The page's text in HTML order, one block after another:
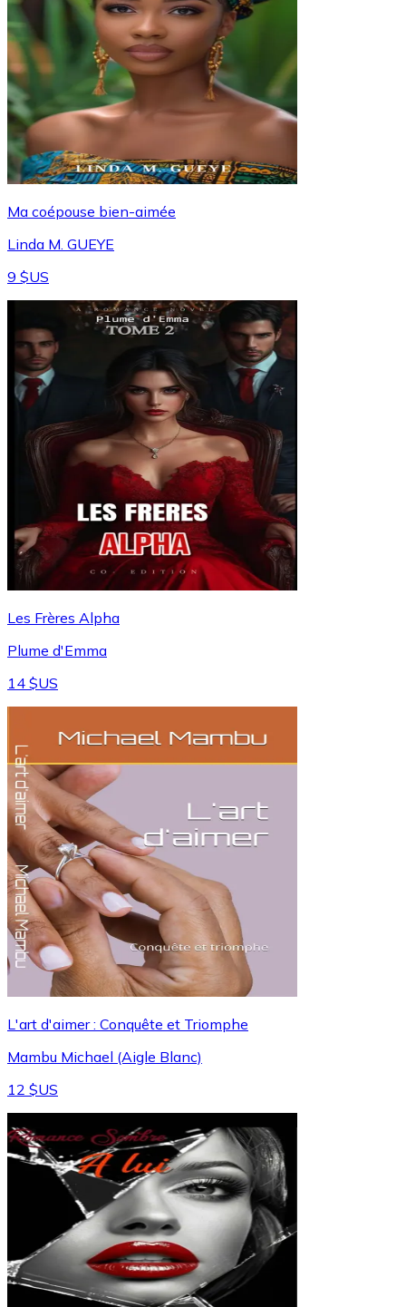
Ma coépouse bien-aimée
Linda M. GUEYE
9 $US
Les Frères Alpha
Plume d'Emma
14 $US
L'art d'aimer : Conquête et Triomphe
Mambu Michael (Aigle Blanc)
12 $US